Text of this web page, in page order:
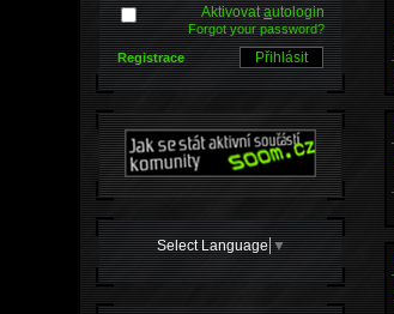
Aktivovatautologin
Forgot your password?
Registrace
Select Language ▼